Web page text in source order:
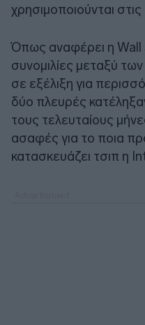
χρησιμοποιούνται
Όπως αναφέρει η Wall
συνομιλίες μεταξύ
σε εξέλιξη για
δύο πλευρές
τους τελευταίους
ασαφές για το ποια
κατασκευάζει τσιπ η